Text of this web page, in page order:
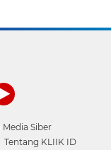
Siber
Tentang KLIIK ID